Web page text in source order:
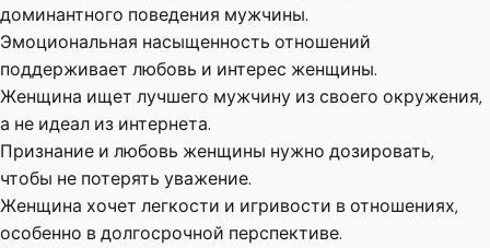
доминантного поведения мужчины.
Эмоциональная насыщенность отношений
поддерживает любовь и интерес женщины.
Женщина ищет лучшего мужчину из своего окружения,
а не идеал из интернета.
Признание и любовь женщины нужно дозировать,
чтобы не потерять уважение.
Женщина хочет легкости и игривости в отношениях,
особенно в долгосрочной перспективе.